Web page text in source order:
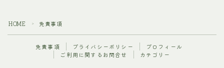
HOME ＞ 免責事項
免責事項 プライバシーポリシー
プロフィール
ご利用に関するお問合せ
カテゴリー